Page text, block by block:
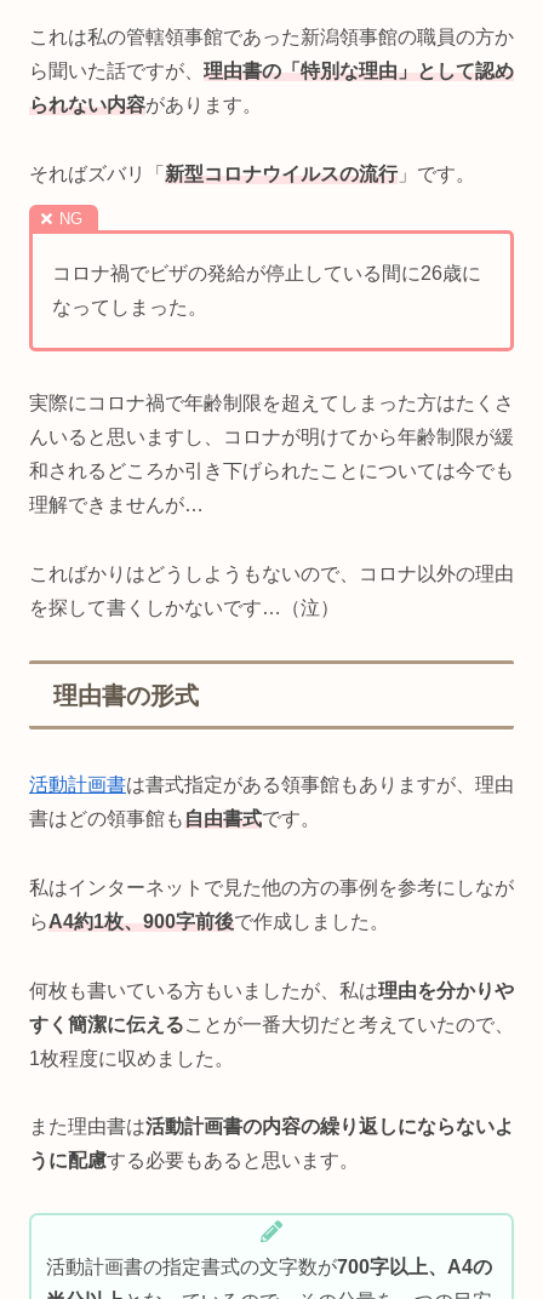
これは私の管轄領事館であった新潟領事館の職員の方か
ら聞いた話ですが、 理由書の「特別な理由」として認め
られない内容があります。
そればズバリ「 新型コロナウイルスの流行」です。
コロナ禍でビザの発給が停止している間に26歳に
なってしまった。
実際にコロナ禍で年齢制限を超えてしまった方はたくさ
んいると思いますし、コロナが明けてから年齢制限が緩
和されるどころか引き下げられたことについては今でも
理解できませんが…
こればかりはどうしようもないので、コロナ以外の理由
を探して書くしかないです…（泣）
理由書の形式
活動計画書は書式指定がある領事館もありますが、理由
書はどの領事館も自由書式です。
私はインターネットで見た他の方の事例を参考にしなが
らA4約1枚、900字前後で作成しました。
何枚も書いている方もいましたが、私は理由を分かりや
すく簡潔に伝えることが一番大切だと考えていたので、
1枚程度に収めました。
また理由書は活動計画書の内容の繰り返しにならないよ
うに配慮する必要もあると思います。
活動計画書の指定書式の文字数が700字以上、A4の